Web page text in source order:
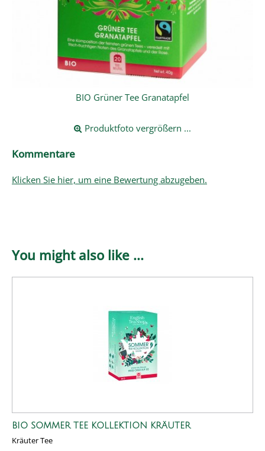
BIO Grüner Tee Granatapfel
Produktfoto vergrößern ...
Kommentare
Klicken Sie hier, um eine Bewertung abzugeben.
You might also like ...
BIO SOMMER TEE KOLLEKTION KRÄUTER
Kräuter Tee